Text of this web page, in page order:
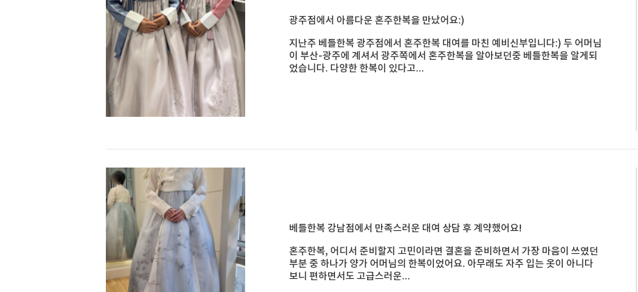
광주점에서 아름다운 혼주한복을 만났어요:)
지난주 베틀한복 광주점에서 혼주한복 대여를 마친 예비신부입니다:) 두 어머님
이 부산-광주에 계셔서 광주쪽에서 혼주한복을 알아보던중 베틀한복을 알게되
었습니다. 다양한 한복이 있다고...
베틀한복 강남점에서 만족스러운 대여 상담 후 계약했어요!
혼주한복, 어디서 준비할지 고민이라면 결혼을 준비하면서 가장 마음이 쓰였던
부분 중 하나가 양가 어머님의 한복이었어요. 아무래도 자주 입는 옷이 아니다
보니 편하면서도 고급스러운...